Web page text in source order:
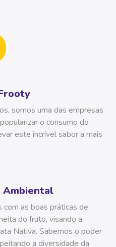
somos uma das empresas
o consumo do
este incrível sabor a mais
Ambiental
com as boas práticas de
do fruto, visando a
Nativa. Sabemos o poder
a diversidade da